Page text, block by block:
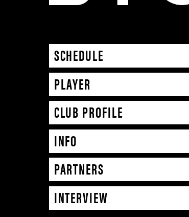
SCHEDULE
PLAYER
CLUB PROFILE
INFO
PARTNERS
INTERVIEW